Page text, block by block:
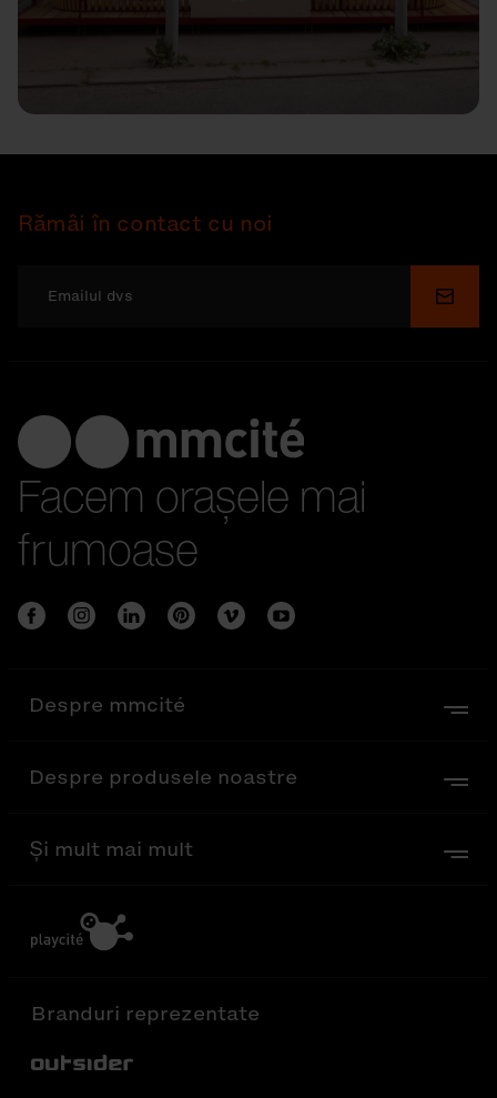
Rămâi în contact cu noi
Facem orașele mai
frumoase
Despre mmcité
Despre produsele noastre
Și mult mai mult
Branduri reprezentate
Out-Sider